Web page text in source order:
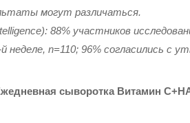
могут различаться.
88% участников
n=110; 96% согласились с
сыворотка Витамин